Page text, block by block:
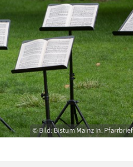
© Bild: Bistum Mainz In: